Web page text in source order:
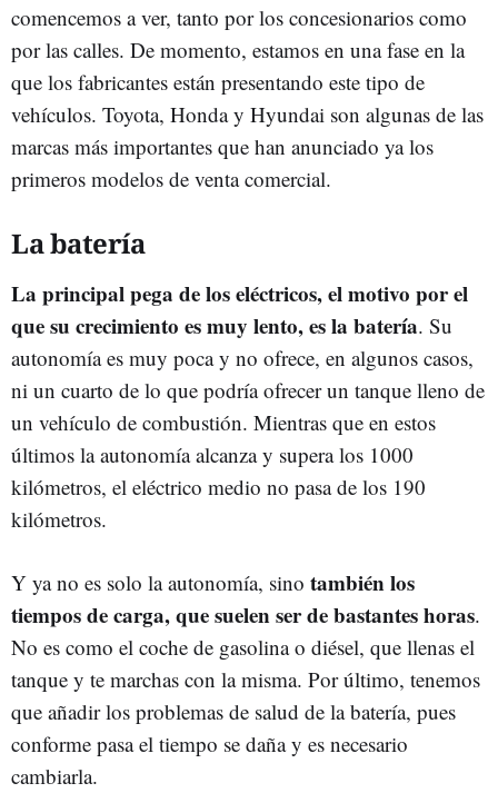
comencemos a ver, tanto por los concesionarios como
por las calles. De momento, estamos en una fase en la
que los fabricantes están presentando este tipo de
vehículos. Toyota, Honda y Hyundai son algunas de las
marcas más importantes que han anunciado ya los
primeros modelos de venta comercial.
La batería
La principal pega de los eléctricos, el motivo por el
que su crecimiento es muy lento, es la batería. Su
autonomía es muy poca y no ofrece, en algunos casos,
ni un cuarto de lo que podría ofrecer un tanque lleno de
un vehículo de combustión. Mientras que en estos
últimos la autonomía alcanza y supera los 1000
kilómetros, el eléctrico medio no pasa de los 190
kilómetros.
Y ya no es solo la autonomía, sino también los
tiempos de carga, que suelen ser de bastantes horas.
No es como el coche de gasolina o diésel, que llenas el
tanque y te marchas con la misma. Por último, tenemos
que añadir los problemas de salud de la batería, pues
conforme pasa el tiempo se daña y es necesario
cambiarla.